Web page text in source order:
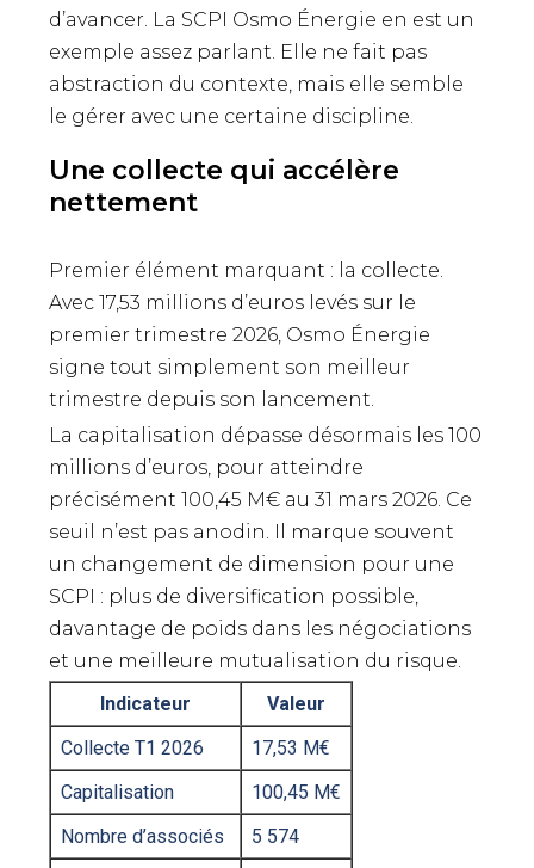
d’avancer. La SCPI Osmo Énergie en est un
exemple assez parlant. Elle ne fait pas
abstraction du contexte, mais elle semble
le gérer avec une certaine discipline.
Une collecte qui accélère
nettement
Premier élément marquant : la collecte.
Avec 17,53 millions d’euros levés sur le
premier trimestre 2026, Osmo Énergie
signe tout simplement son meilleur
trimestre depuis son lancement.
La capitalisation dépasse désormais les 100
millions d’euros, pour atteindre
précisément 100,45 M€ au 31 mars 2026. Ce
seuil n’est pas anodin. Il marque souvent
un changement de dimension pour une
SCPI : plus de diversification possible,
davantage de poids dans les négociations
et une meilleure mutualisation du risque.
Indicateur
Valeur
Collecte T1 2026
17,53 M€
Capitalisation
100,45 M€
Nombre d’associés
5 574